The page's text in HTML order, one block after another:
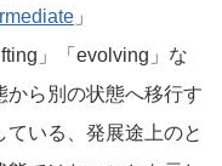
」
」「evolving」な
から別の状態へ移行す
いる、発展途上のと